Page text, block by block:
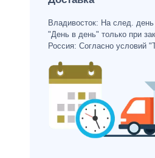
Владивосток: На след. день
"День в день" только при
Россия: Согласно условий